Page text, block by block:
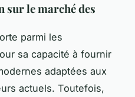
sur le marché des
parmi les
sa capacité à fournir
adaptées aux
actuels. Toutefois,